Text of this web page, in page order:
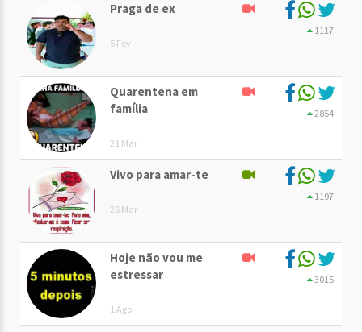
Praga de ex
5 Fev
1117
Quarentena em
família
21 Mar
2854
Vivo para amar-te
26 Mar
1197
Hoje não vou me
estressar
1 Ago
3015